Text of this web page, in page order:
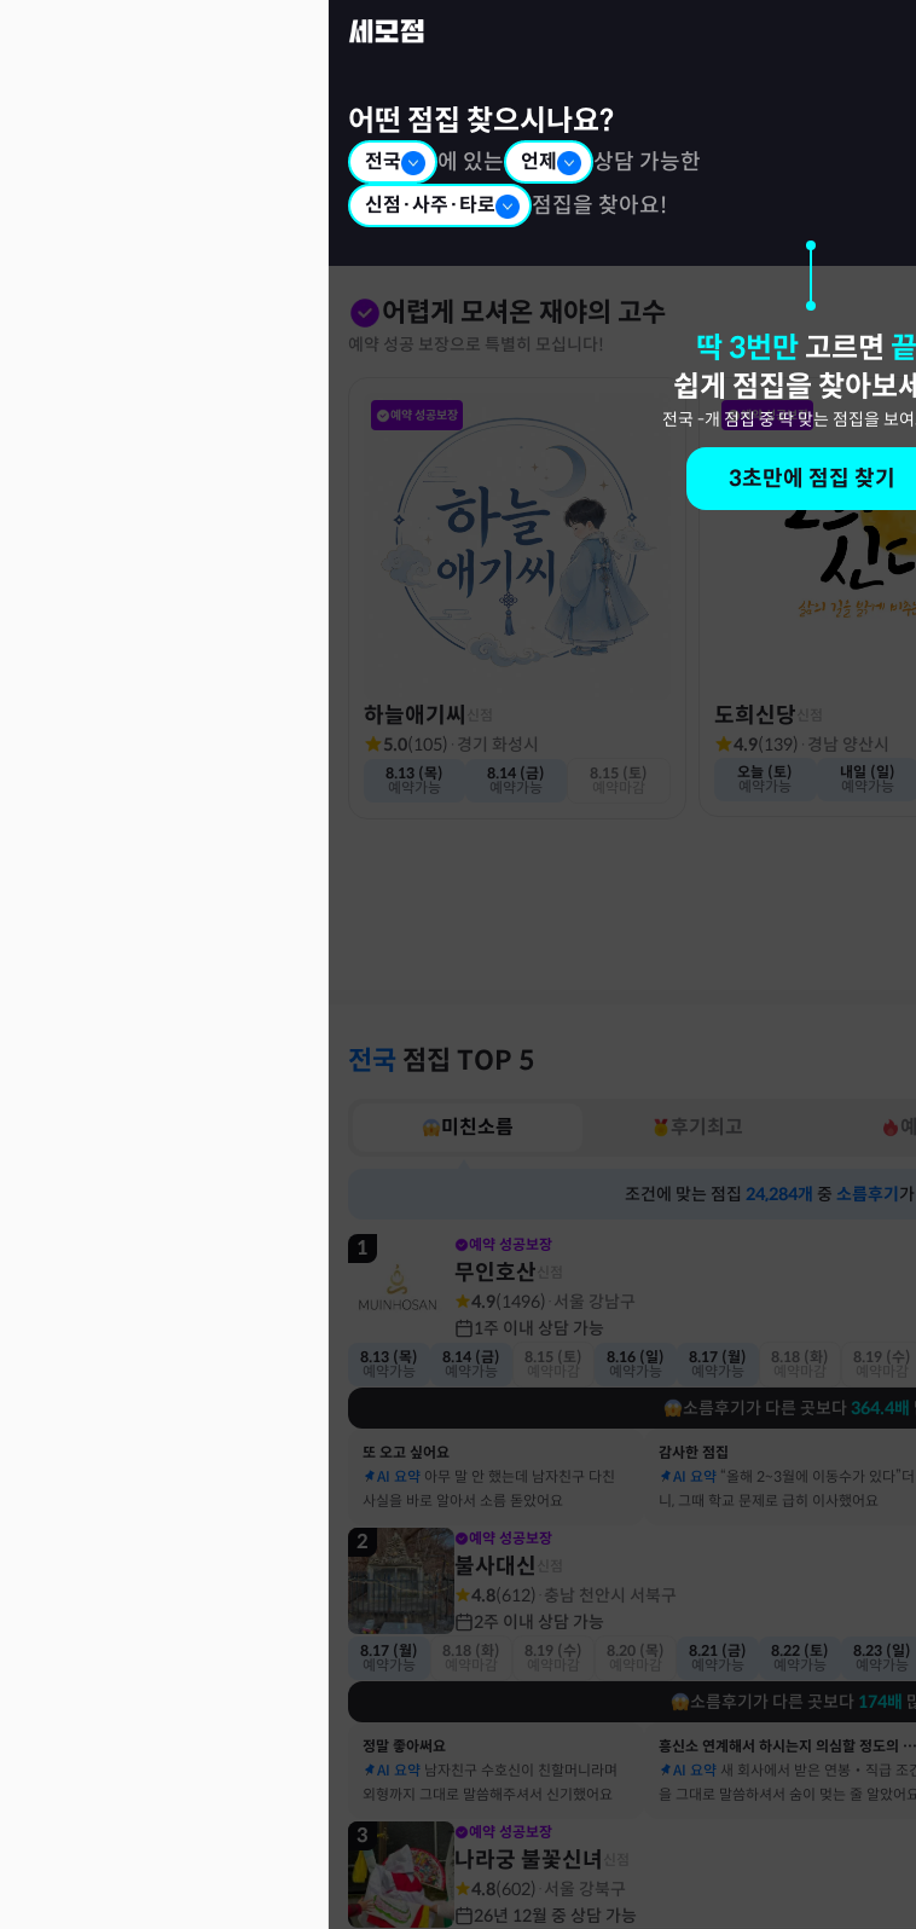
어떤 점집 찾으시나요?
전국 에 있는 언제 상담 가능한
신점·사주·타로 점집을 찾아요!
딱 3번만 고르면
쉽게 점집을 찾아보
전국 -개 점집 중 딱 맞는 점집을 보
3초만에 점집 찾기
어렵게 모셔온 재야의 고수
예약 성공 보장으로 특별히 모십니다!
예약 성공보장
하늘애기씨
5.0(105) · 경기 화성시
8.13 (목)
예약가능
8.14 (금)
예약가능
8.15 (토)
예약 성공보장
도희신당
4.9(139) · 경남 양산시
오늘 (토)
예약가능
내일 (일)
예약가능
전국 점집 TOP 5
미친소름 후기최고
조건에 맞는 점집 24,284개 중 소름후기
1 예약 성공보장
무인호산
4.9(1496) 서울 강남구
1주 이내 상담 가능
8.13 (목)
예약가능
8.14 (금)
예약가능
8.15 (토)
8.16 (일)
예약가능
8.17 (월)
예약가능
8.18 (화)
8.19 (수)
소름후기가 다른 곳보다 364.4배
또 오고 싶어요
AI 요약 아무 말 안 했는데 남자친구 다친
사실을 바로 알아서 소름 돋았어요
감사한 점집
AI 요약 “올해 2~3월에 이동수가 있다”더
니, 그때 학교 문제로 급히 이사했어요
2 예약 성공보장
불사대신
4.8(612) 충남 천안시 서북구
2주 이내 상담 가능
8.17 (월)
예약가능
8.18 (화)
8.19 (수)
8.20 (목)
8.21 (금)
예약가능
8.22 (토)
예약가능
8.23 (일)
예약가능
소름후기가 다른 곳보다 174배
정말 좋아써요
AI 요약 남자친구 수호신이 친할머니라며
외형까지 그대로 말씀해주셔서 신기했어요
흥신소 연계해서 하시는지 의심할 정도의 정확함
AI 요약 새 회사에서 받은 연봉‧직급 조
을 그대로 말씀하셔서 숨이 멎는 줄 알았어
3 예약 성공보장
나라궁 불꽃신녀
4.8(602) 서울 강북구
26년 12월 중 상담 가능